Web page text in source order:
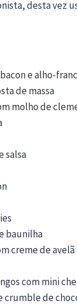
desta vez
e alho-
de massa
molho de
salsa
baunilha
creme de avelã
com mini
crumble de